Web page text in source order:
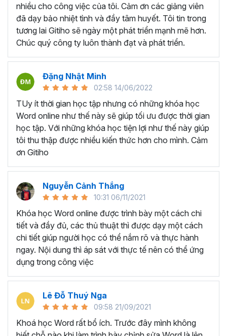
Bất kể ai đang có mong muốn học về Microsoft Word,
khóa học này đều phù hợp dù bạn làm việc ở lĩnh vực hay
ngành nghề nào:
Sinh viên, học sinh muốn dùng Word để làm đồ án,
luận văn.
Nhân viên văn phòng dùng Word để hoàn thành các
nghiệp vụ như soạn thảo văn bản, hợp đồng, báo
cáo,...
Ứng viên muốn làm đẹp CV và gây ấn tượng trong
mắt nhà tuyển dụng
Giáo viên, giảng viên muốn sử dụng Word để soạn
giáo án, bài giảng.
BẠN SẼ HỌC ĐƯỢC GÌ Ở
KHÓA HỌC TUYỆT ĐỈNH
MICROSOFT WORD?
Với thời lượng học tập là7h37 giờ học, khóa học gồm
có 5 chương và 49 bài giảngsẽ trang bị cho người học
tất tần về những công cụ, chức năng xử lý các văn bản
phổ biến trên Microsoft Word.
Chắc chắn dù đã làm việc với Word lâu năm nhưng bạn
vẫn sẽ bất ngờ và ngạc nhiên trước tính năng tuyệt vời
của Word trong khóa học trên. Vậy bạn sẽ học được
những gì ở khóa học này?
nhiều cho công việc của tôi. Cảm ơn các giảng viên
đã dạy bảo nhiệt tình và đầy tâm huyết. Tôi tin trong
tương lai Gitiho sẽ ngày một phát triển mạnh mẽ hơn.
Chúc quý công ty luôn thành đạt và phát triển.
Đặng Nhật Minh
02:58 14/06/2022
TUy ít thời gian học tập nhưng có những khóa học
Word online như thế này sẽ giúp tối ưu được thời gian
học tập. Với những khóa học tiện lợi như thế này giúp
tôi thu thập được nhiều kiến thức hơn cho mình. Cảm
ơn Gitiho
Nguyễn Cảnh Thắng
10:31 06/11/2021
Khóa học Word online được trình bày một cách chi
tiết và đầy đủ, các thủ thuật thì được dạy một cách
chi tiết giúp người học có thể nắm rõ và thực hành
ngay. Nội dung thì áp sát với thực tế nên có thể ứng
dụng trong công việc
Lê Đỗ Thuý Nga
09:58 21/09/2021
Khoá học Word rất bổ ích. Trước đây mình không